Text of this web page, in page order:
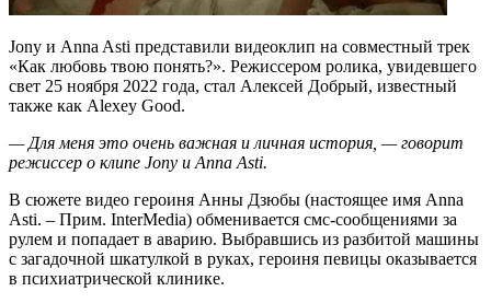
Jony и Anna Asti представили видеоклип на совместный трек
«Как любовь твою понять?». Режиссером ролика, увидевшего
свет 25 ноября 2022 года, стал Алексей Добрый, известный
также как Alexey Good.
— Для меня это очень важная и личная история, — говорит
режиссер о клипе Jony и Anna Asti.
В сюжете видео героиня Анны Дзюбы (настоящее имя Anna
Asti. – Прим. InterMedia) обменивается смс-сообщениями за
рулем и попадает в аварию. Выбравшись из разбитой машины
с загадочной шкатулкой в руках, героиня певицы оказывается
в психиатрической клинике.